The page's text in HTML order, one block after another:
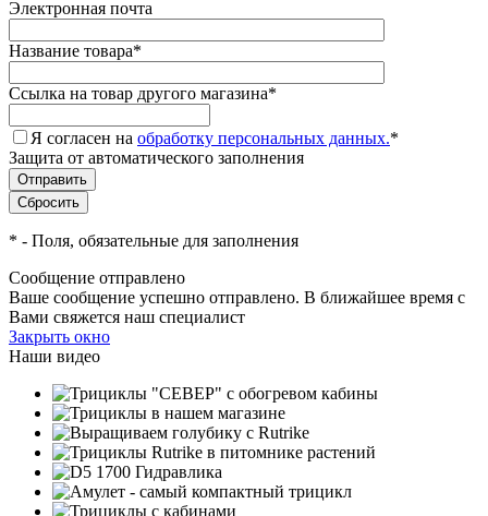
Электронная почта
Название товара*
Ссылка на товар другого магазина*
Я согласен на обработку персональных данных.*
Защита от автоматического заполнения
* - Поля, обязательные для заполнения
Сообщение отправлено
Ваше сообщение успешно отправлено. В ближайшее время с
Вами свяжется наш специалист
Закрыть окно
Наши видео